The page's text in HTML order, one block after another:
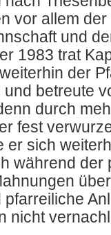
vor allem
und
1983 trat
der
betreute
durch
fest
er sich
während der
nicht